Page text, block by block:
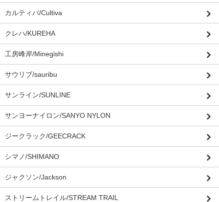
カルティバ/Cultiva
クレハ/KUREHA
工房峰岸/Minegishi
サウリブ/sauribu
サンライン/SUNLINE
サンヨーナイロン/SANYO NYLON
ジークラック/GEECRACK
シマノ/SHIMANO
ジャクソン/Jackson
ストリームトレイル/STREAM TRAIL